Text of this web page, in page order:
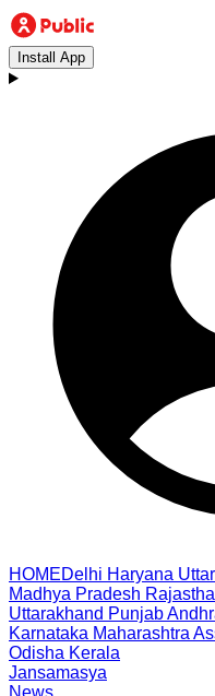
Install App
HOMEDelhi Haryana
Madhya Pradesh
Uttarakhand Punjab
Karnataka Maharashtra
Odisha Kerala
Jansamasya
News